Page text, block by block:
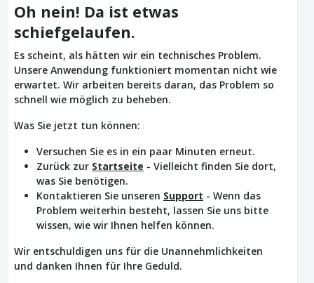
Oh nein! Da ist etwas
schiefgelaufen.
Es scheint, als hätten wir ein technisches Problem.
Unsere Anwendung funktioniert momentan nicht wie
erwartet. Wir arbeiten bereits daran, das Problem so
schnell wie möglich zu beheben.
Was Sie jetzt tun können:
Versuchen Sie es in ein paar Minuten erneut.
Zurück zur Startseite - Vielleicht finden Sie dort,
was Sie benötigen.
Kontaktieren Sie unseren Support - Wenn das
Problem weiterhin besteht, lassen Sie uns bitte
wissen, wie wir Ihnen helfen können.
Wir entschuldigen uns für die Unannehmlichkeiten
und danken Ihnen für Ihre Geduld.